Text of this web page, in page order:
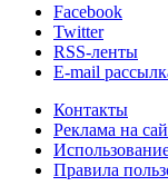
Facebook
Twitter
RSS-ленты
E-mail
Контакты
Реклама на
Правила